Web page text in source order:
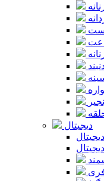
ست
دیجیتال
دیجیتال